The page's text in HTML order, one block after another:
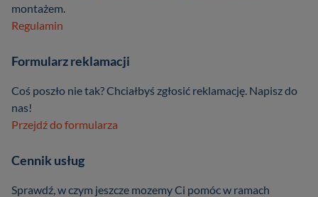
montażem.
Regulamin
Formularz reklamacji
Coś poszło nie tak? Chciałbyś zgłosić reklamację. Napisz do
nas!
Przejdź do formularza
Cennik usług
Sprawdź, w czym jeszcze mozemy Ci pomóc w ramach